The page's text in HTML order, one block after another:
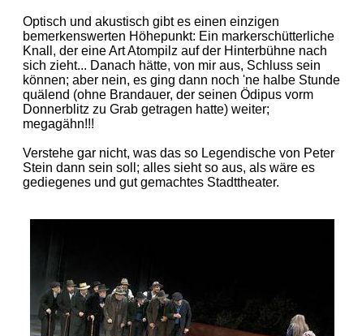
Optisch und akustisch gibt es einen einzigen
bemerkenswerten Höhepunkt: Ein markerschütterliche
Knall, der eine Art Atompilz auf der Hinterbühne nach
sich zieht... Danach hätte, von mir aus, Schluss sein
können; aber nein, es ging dann noch 'ne halbe Stunde
quälend (ohne Brandauer, der seinen Ödipus vorm
Donnerblitz zu Grab getragen hatte) weiter;
megagähn!!!
Verstehe gar nicht, was das so Legendische von Peter
Stein dann sein soll; alles sieht so aus, als wäre es
gediegenes und gut gemachtes Stadttheater.